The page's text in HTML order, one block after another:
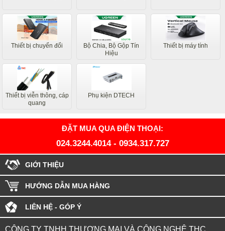
Thiết bị chuyển đổi
Bộ Chia, Bộ Gộp Tín
Hiệu
Thiết bị máy tính
Thiết bị viễn thông, cáp
quang
Phụ kiện DTECH
ĐẶT MUA QUA ĐIỆN THOẠI:
024.3244.4014- 0934.317.727
GIỚI THIỆU
HƯỚNG DẪN MUA HÀNG
LIÊN HỆ - GÓP Ý
CÔNG TY TNHH THƯƠNG MẠI VÀ CÔNG NGHỆ THC